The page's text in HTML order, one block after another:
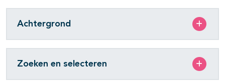
Achtergrond
Zoeken en selecteren